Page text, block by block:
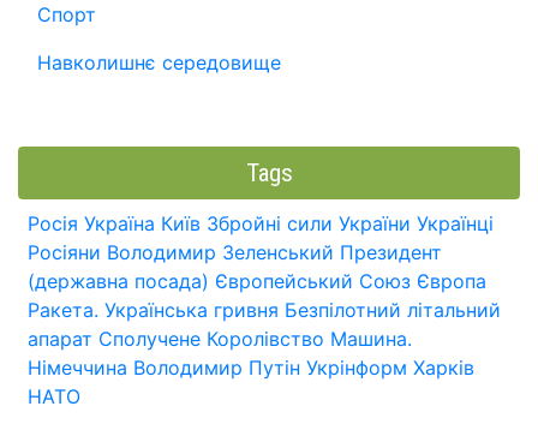
Спорт
Навколишнє середовище
Tags
Росія Україна Київ Збройні сили України Українці
Росіяни Володимир Зеленський Президент
(державна посада) Європейський Союз Європа
Ракета. Українська гривня Безпілотний літальний
апарат Сполучене Королівство Машина.
Німеччина Володимир Путін Укрінформ Харків
НАТО